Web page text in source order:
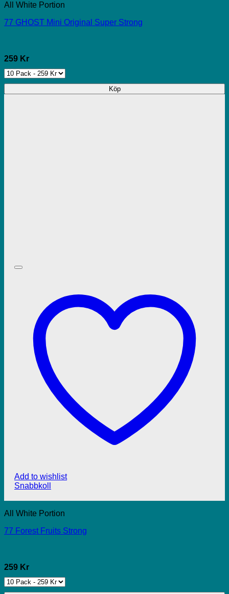
All White Portion
77 GHOST Mini Original Super Strong
259 Kr
Köp
Add to wishlist
Snabbkoll
All White Portion
77 Forest Fruits Strong
259 Kr